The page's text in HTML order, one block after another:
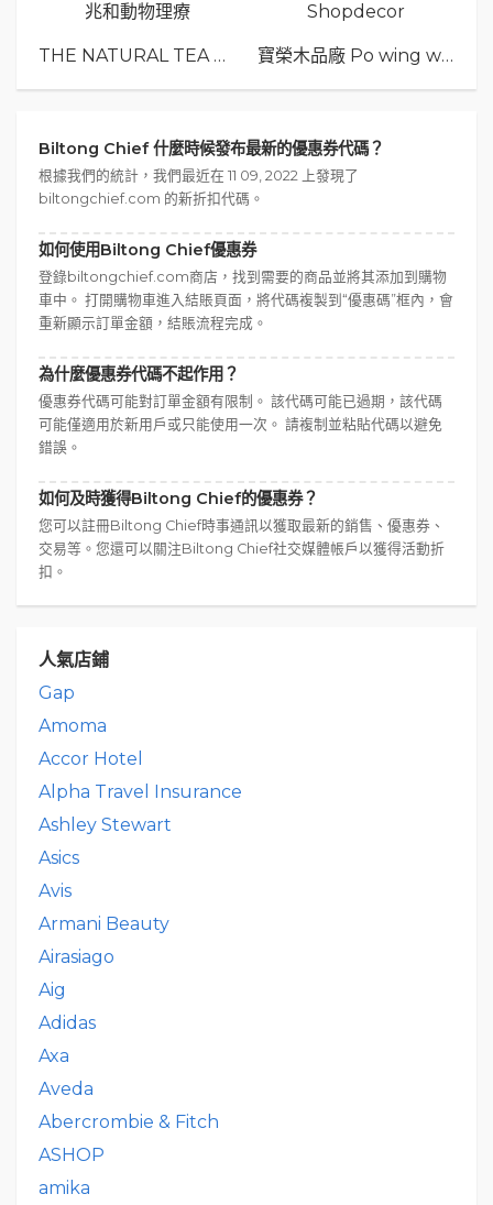
兆和動物理療 Shopdecor
THE NATURAL TEA Co. 寶榮木品廠 Po wing wood
Biltong Chief 什麼時候發布最新的優惠券代碼？
根據我們的統計，我們最近在 11 09, 2022 上發現了
biltongchief.com 的新折扣代碼。
如何使用Biltong Chief優惠券
登錄biltongchief.com商店，找到需要的商品並將其添加到購物
車中。 打開購物車進入結賬頁面，將代碼複製到“優惠碼”框內，會
重新顯示訂單金額，結賬流程完成。
為什麼優惠券代碼不起作用？
優惠券代碼可能對訂單金額有限制。 該代碼可能已過期，該代碼
可能僅適用於新用戶或只能使用一次。 請複制並粘貼代碼以避免
錯誤。
如何及時獲得Biltong Chief的優惠券？
您可以註冊Biltong Chief時事通訊以獲取最新的銷售、優惠券、
交易等。您還可以關注Biltong Chief社交媒體帳戶以獲得活動折
扣。
人氣店鋪
Gap
Amoma
Accor Hotel
Alpha Travel Insurance
Ashley Stewart
Asics
Avis
Armani Beauty
Airasiago
Aig
Adidas
Axa
Aveda
Abercrombie & Fitch
ASHOP
amika